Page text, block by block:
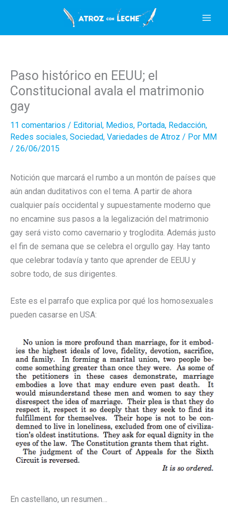
contenido
Paso histórico en EEUU; el
Constitucional avala el matrimonio
gay
11 comentarios / Editorial, Medios, Portada, Redacción,
Redes sociales, Sociedad, Variedades de Atroz / Por MM
/ 26/06/2015
Notición que marcará el rumbo a un montón de países que
aún andan duditativos con el tema. A partir de ahora
cualquier país occidental y supuestamente moderno que
no encamine sus pasos a la legalización del matrimonio
gay será visto como cavernario y troglodita. Además justo
el fin de semana que se celebra el orgullo gay. Hay tanto
que celebrar todavía y tanto que aprender de EEUU y
sobre todo, de sus dirigentes.
Este es el parrafo que explica por qué los homosexuales
pueden casarse en USA:
En castellano, un resumen…